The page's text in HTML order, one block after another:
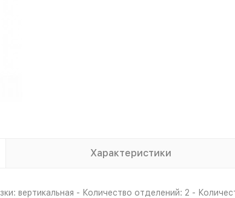
Характеристики
вертикальная - Количество отделений: 2 -